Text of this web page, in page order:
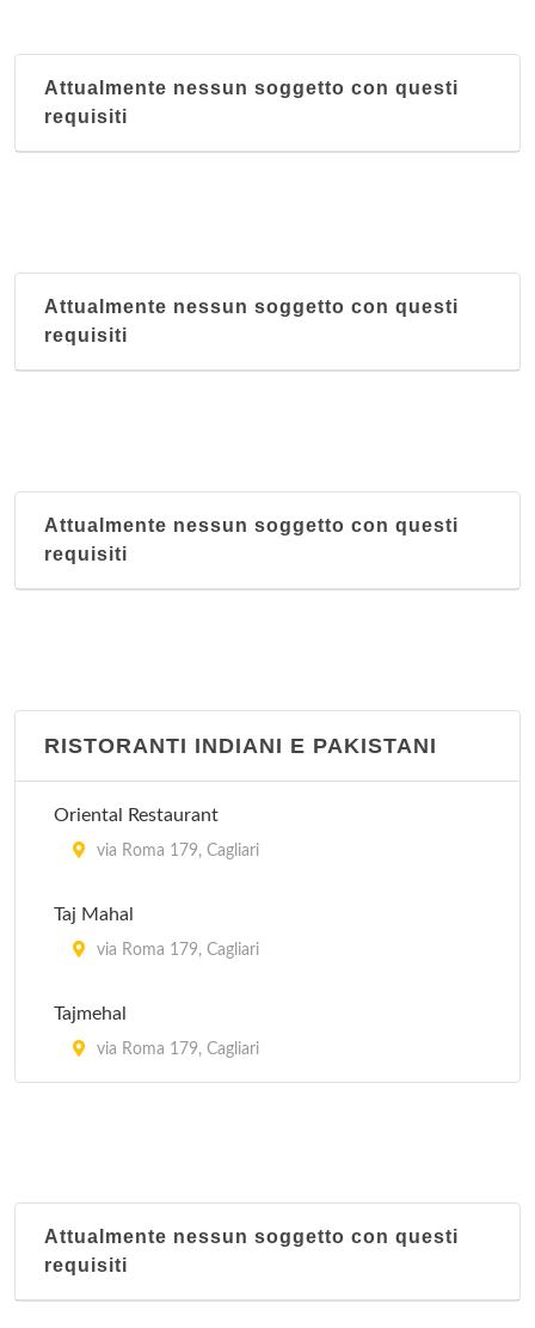
Attualmente nessun soggetto con questi
requisiti
Attualmente nessun soggetto con questi
requisiti
Attualmente nessun soggetto con questi
requisiti
RISTORANTI INDIANI E PAKISTANI
Oriental Restaurant
via Roma 179, Cagliari
Taj Mahal
via Roma 179, Cagliari
Tajmehal
via Roma 179, Cagliari
Attualmente nessun soggetto con questi
requisiti